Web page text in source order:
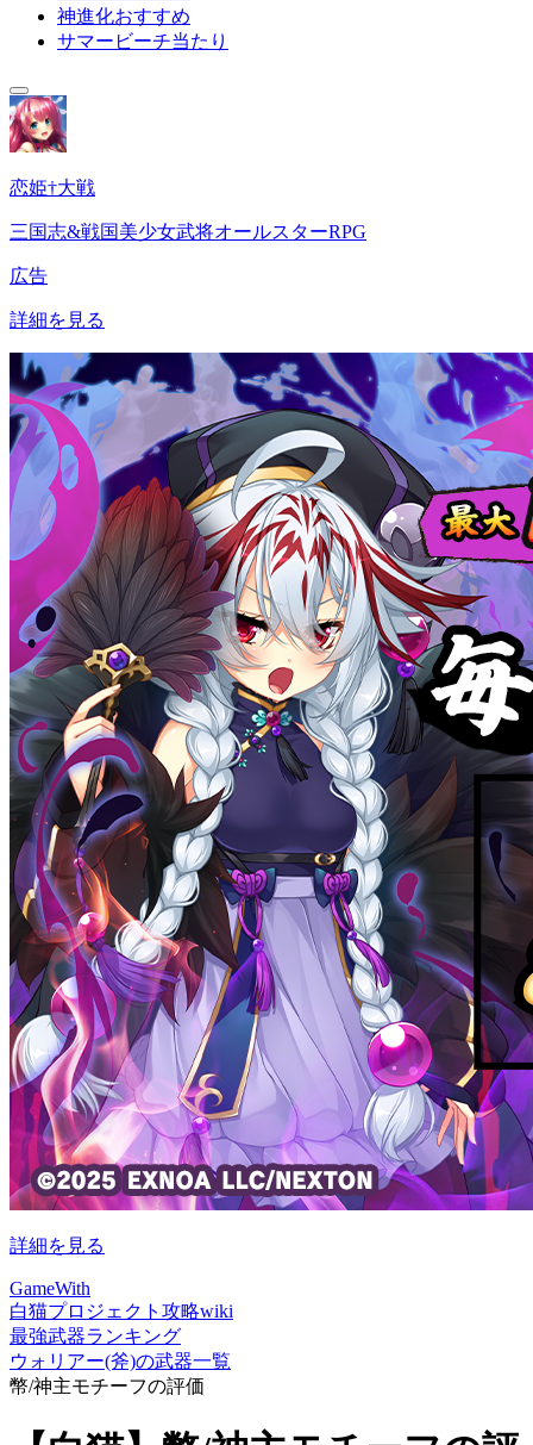
神進化おすすめ
サマービーチ当たり
恋姫†大戦
三国志&戦国美少女武将オールスターRPG
広告
詳細を見る
詳細を見る
GameWith
白猫プロジェクト攻略wiki
最強武器ランキング
ウォリアー(斧)の武器一覧
幣/神主モチーフの評価